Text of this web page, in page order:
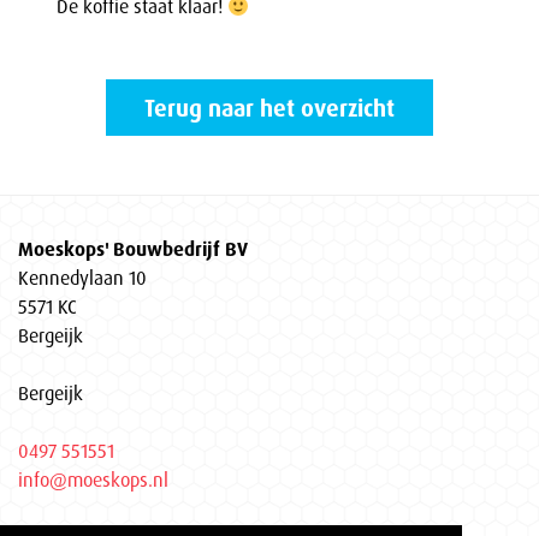
De koffie staat klaar!
Terug naar het overzicht
Moeskops' Bouwbedrijf BV
Kennedylaan 10
5571 KC
Bergeijk
Bergeijk
0497 551551
info@moeskops.nl